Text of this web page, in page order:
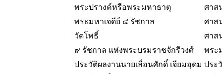
พระปรางค์หรือพระมหาธาตุ
ศาส
พระมหาเจดีย์ ๔ รัชกาล
ศาส
วัดโพธิ์
ศาส
๙ รัชกาล แห่งพระบรมราชจักรีวงศ์
พระ
ประวัติผลงานนายเลื่อนศักดิ์ เจียมอุดม ประ